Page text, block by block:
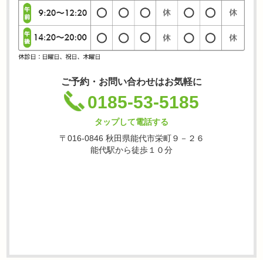
ご予約・お問い合わせはお気軽に
0185-53-5185
タップして電話する
〒016-0846 秋田県能代市栄町９－２６
能代駅から徒歩１０分